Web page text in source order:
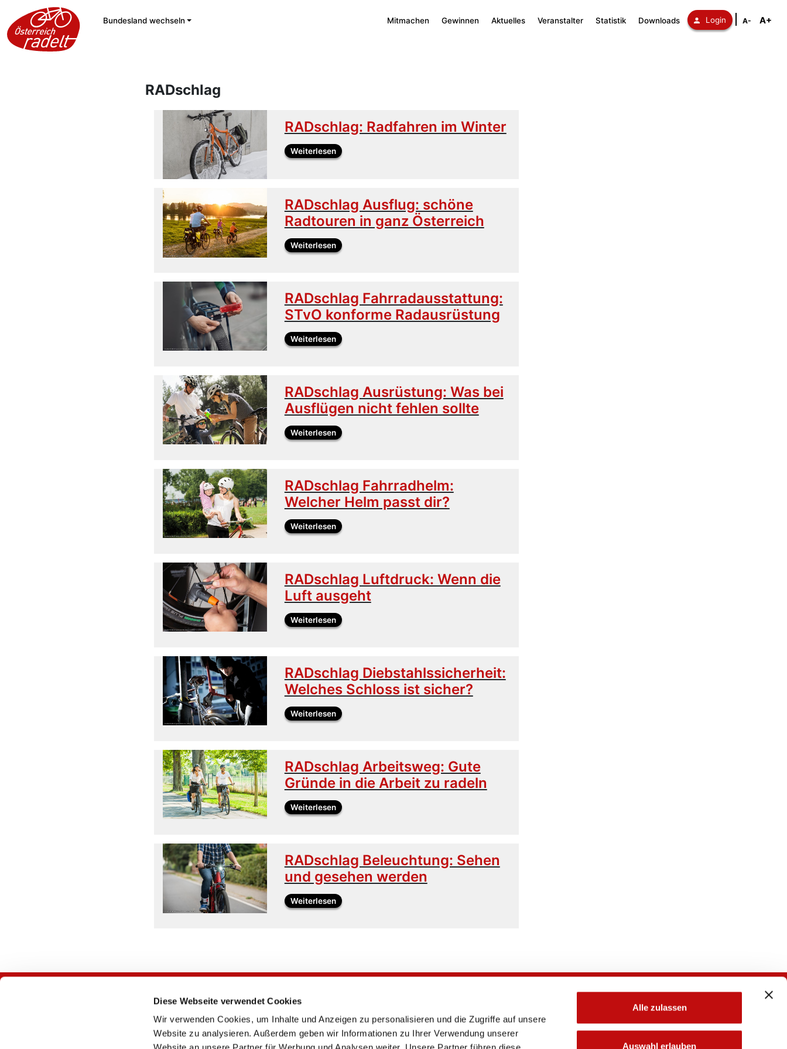
Diese Webseite verwendet Cookies
Wir verwenden Cookies, um Inhalte und Anzeigen zu personalisieren und die Zugriffe auf unsere
Website zu analysieren. Außerdem geben wir Informationen zu Ihrer Verwendung unserer
Alle zulassen
Auswahl erlauben
Bundesland wechseln Mitmachen Gewinnen Aktuelles Veranstalter Statistik Downloads Login A- A+
RADschlag
RADschlag: Radfahren im Winter
Weiterlesen
RADschlag Ausflug: schöne
Radtouren in ganz Österreich
Weiterlesen
RADschlag Fahrradausstattung:
STvO konforme Radausrüstung
Weiterlesen
RADschlag Ausrüstung: Was bei
Ausflügen nicht fehlen sollte
Weiterlesen
RADschlag Fahrradhelm:
Welcher Helm passt dir?
Weiterlesen
RADschlag Luftdruck: Wenn die
Luft ausgeht
Weiterlesen
RADschlag Diebstahlssicherheit:
Welches Schloss ist sicher?
Weiterlesen
RADschlag Arbeitsweg: Gute
Gründe in die Arbeit zu radeln
Weiterlesen
RADschlag Beleuchtung: Sehen
und gesehen werden
Weiterlesen
Kontakt
FAQ